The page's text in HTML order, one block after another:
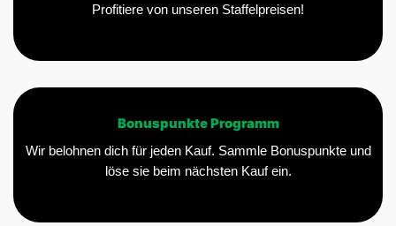
Profitiere von unseren Staffelpreisen!
Bonuspunkte Programm
Wir belohnen dich für jeden Kauf. Sammle Bonuspunkte und
löse sie beim nächsten Kauf ein.